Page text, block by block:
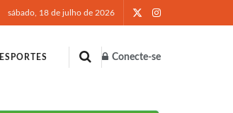
sábado, 18 de julho de 2026
ESPORTES Conecte-se